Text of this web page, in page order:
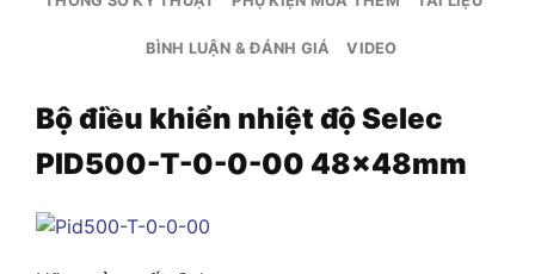
BÌNH LUẬN & ĐÁNH GIÁ VIDEO
Bộ điều khiển nhiệt độ Selec
PID500-T-0-0-00 48x48mm